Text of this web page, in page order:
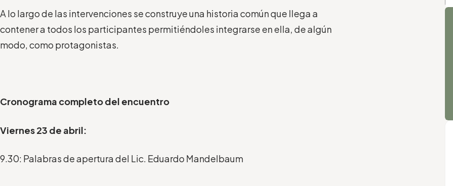
A lo largo de las intervenciones se construye una historia común que llega a
contener a todos los participantes permitiéndoles integrarse en ella, de algún
modo, como protagonistas.
Cronograma completo del encuentro
Viernes 23 de abril:
9.30: Palabras de apertura del Lic. Eduardo Mandelbaum